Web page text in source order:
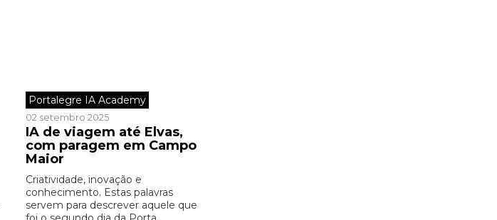
Portalegre IA Academy
02 setembro 2025
IA de viagem até Elvas,
com paragem em Campo
Maior
Criatividade, inovação e
conhecimento. Estas palavras
servem para descrever aquele que